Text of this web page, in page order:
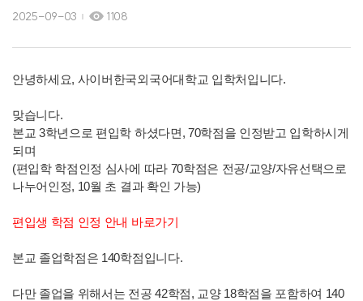
2025-09-03 1108
안녕하세요, 사이버한국외국어대학교 입학처입니다.
맞습니다.
본교 3학년으로 편입학 하셨다면, 70학점을 인정받고 입학하시게
되며
(편입학 학점인정 심사에 따라 70학점은 전공/교양/자유선택으로
나누어인정, 10월 초 결과 확인 가능)
편입생 학점 인정 안내 바로가기
본교 졸업학점은 140학점입니다.
다만 졸업을 위해서는 전공 42학점, 교양 18학점을 포함하여 140